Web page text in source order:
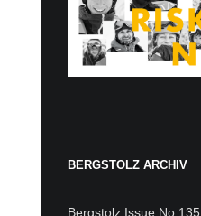
BERGSTOLZ ARCHIV
Bergstolz Issue No.135